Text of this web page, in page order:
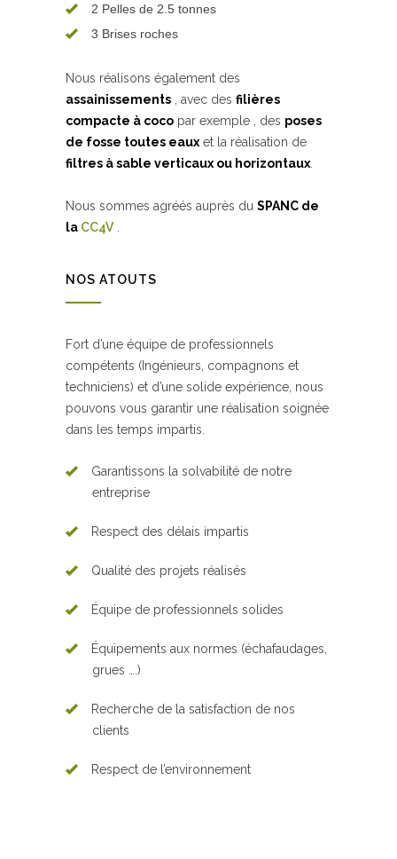
2 Pelles de 2.5 tonnes
3 Brises roches
Nous réalisons également des
assainissements , avec des filières
compacte à coco par exemple , des poses
de fosse toutes eaux et la réalisation de
filtres à sable verticaux ou horizontaux
Nous sommes agréés auprès du SPANC de
la CC4V.
NOS ATOUTS
Fort d’une équipe de professionnels
compétents (Ingénieurs, compagnons et
techniciens) et d’une solide expérience, nous
pouvons vous garantir une réalisation soignée
dans les temps impartis.
Garantissons la solvabilité de notre
entreprise
Respect des délais impartis
Qualité des projets réalisés
Équipe de professionnels solides
Équipements aux normes (échafaudages,
grues ….)
Recherche de la satisfaction de nos
clients
Respect de l’environnement